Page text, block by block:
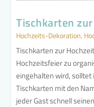
Tischkarten
Hochzeits-Dekoration,
Tischkarten zur
Hochzeitsfeier zu
eingehalten wird,
Tischkarten mit den
jeder Gast schnell